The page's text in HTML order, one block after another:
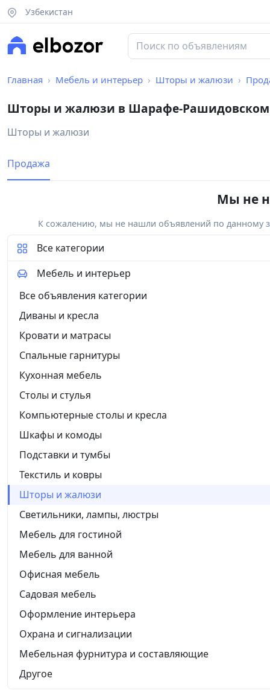
Узбекистан
Главная Мебель и интерьер Шторы и жалюзи
Шторы и жалюзи в Шарафе-Рашидовском
Шторы и жалюзи
Продажа
Мы не
К сожалению, мы не нашли объявлений по данному
Все категории
Мебель и интерьер
Все объявления категории
Диваны и кресла
Кровати и матрасы
Спальные гарнитуры
Кухонная мебель
Столы и стулья
Компьютерные столы и кресла
Шкафы и комоды
Подставки и тумбы
Текстиль и ковры
Шторы и жалюзи
Светильники, лампы, люстры
Мебель для гостиной
Мебель для ванной
Офисная мебель
Садовая мебель
Оформление интерьера
Охрана и сигнализации
Мебельная фурнитура и составляющие
Другое